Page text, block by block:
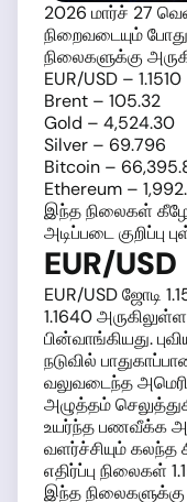
2026 மார்ச் 27
நிறைவடையும்
நிலைகளுக்கு
EUR/USD – 1.1510
Brent – 105.32
Gold – 4,524.30
Silver – 69.796
Bitcoin –
Ethereum –
இந்த நிலைகள்
அடிப்படை
EUR/USD
EUR/USD ஜோடி
1.1640
பின்வாங்கியது.
நடுவில்
வலுவடைந்த
அழுத்தம்
உயர்ந்த பணவீக்க
வளர்ச்சியும்
எதிர்ப்பு நிலைகள்
இந்த